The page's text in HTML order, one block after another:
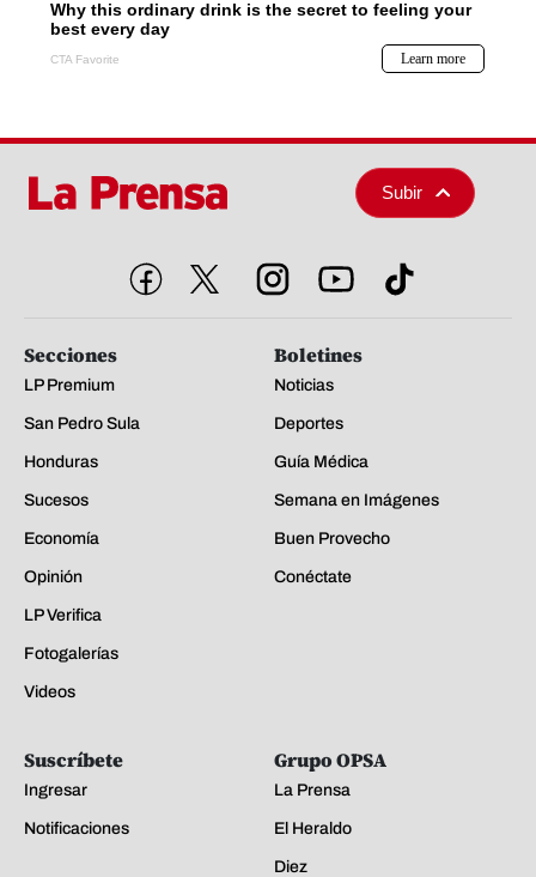
Subir
Secciones
LP Premium
San Pedro Sula
Honduras
Sucesos
Economía
Opinión
LP Verifica
Fotogalerías
Videos
Boletines
Noticias
Deportes
Guía Médica
Semana en Imágenes
Buen Provecho
Conéctate
Suscríbete
Ingresar
Notificaciones
Grupo OPSA
La Prensa
El Heraldo
Diez